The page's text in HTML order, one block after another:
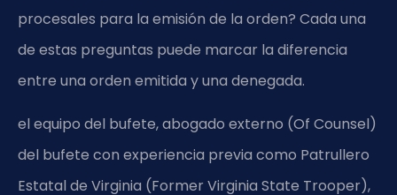
procesales para la emisión de la orden? Cada una
de estas preguntas puede marcar la diferencia
entre una orden emitida y una denegada.
el equipo del bufete, abogado externo (Of Counsel)
del bufete con experiencia previa como Patrullero
Estatal de Virginia (Former Virginia State Trooper),